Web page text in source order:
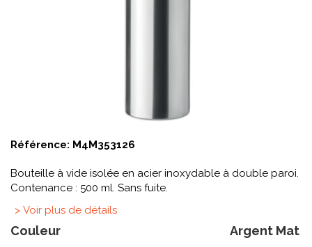
Référence: M4M353126
Bouteille à vide isolée en acier inoxydable à double paroi.
Contenance : 500 ml. Sans fuite.
> Voir plus de détails
Couleur
Argent Mat